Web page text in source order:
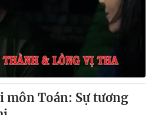
môn Toán: Sự tương